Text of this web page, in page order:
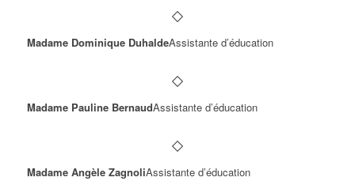
Madame Dominique DuhaldeAssistante d’éducation
Madame Pauline BernaudAssistante d’éducation
Madame Angèle ZagnoliAssistante d’éducation